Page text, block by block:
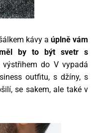
kávy a úplně vám
by to být svetr s
do V vypadá
outfitu, s džíny, s
se sakem, ale také v